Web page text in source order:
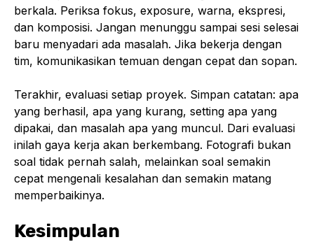
berkala. Periksa fokus, exposure, warna, ekspresi,
dan komposisi. Jangan menunggu sampai sesi selesai
baru menyadari ada masalah. Jika bekerja dengan
tim, komunikasikan temuan dengan cepat dan sopan.
Terakhir, evaluasi setiap proyek. Simpan catatan: apa
yang berhasil, apa yang kurang, setting apa yang
dipakai, dan masalah apa yang muncul. Dari evaluasi
inilah gaya kerja akan berkembang. Fotografi bukan
soal tidak pernah salah, melainkan soal semakin
cepat mengenali kesalahan dan semakin matang
memperbaikinya.
Kesimpulan